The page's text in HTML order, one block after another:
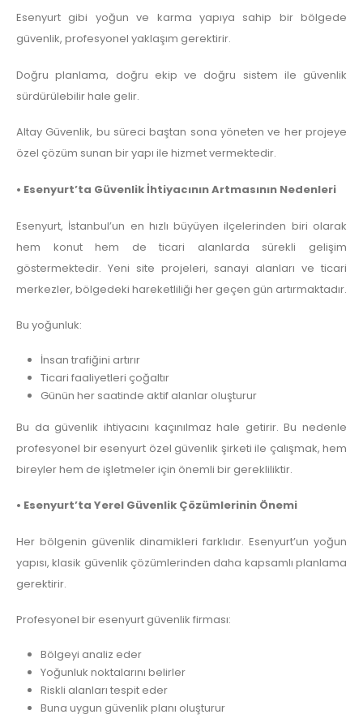
Esenyurt gibi yoğun ve karma yapıya sahip bir bölgede
güvenlik, profesyonel yaklaşım gerektirir.
Doğru planlama, doğru ekip ve doğru sistem ile güvenlik
sürdürülebilir hale gelir.
Altay Güvenlik, bu süreci baştan sona yöneten ve her projeye
özel çözüm sunan bir yapı ile hizmet vermektedir.
• Esenyurt’ta Güvenlik İhtiyacının Artmasının Nedenleri
Esenyurt, İstanbul’un en hızlı büyüyen ilçelerinden biri olarak
hem konut hem de ticari alanlarda sürekli gelişim
göstermektedir. Yeni site projeleri, sanayi alanları ve ticari
merkezler, bölgedeki hareketliliği her geçen gün artırmaktadır.
Bu yoğunluk:
İnsan trafiğini artırır
Ticari faaliyetleri çoğaltır
Günün her saatinde aktif alanlar oluşturur
Bu da güvenlik ihtiyacını kaçınılmaz hale getirir. Bu nedenle
profesyonel bir esenyurt özel güvenlik şirketi ile çalışmak, hem
bireyler hem de işletmeler için önemli bir gerekliliktir.
• Esenyurt’ta Yerel Güvenlik Çözümlerinin Önemi
Her bölgenin güvenlik dinamikleri farklıdır. Esenyurt’un yoğun
yapısı, klasik güvenlik çözümlerinden daha kapsamlı planlama
gerektirir.
Profesyonel bir esenyurt güvenlik firması:
Bölgeyi analiz eder
Yoğunluk noktalarını belirler
Riskli alanları tespit eder
Buna uygun güvenlik planı oluşturur